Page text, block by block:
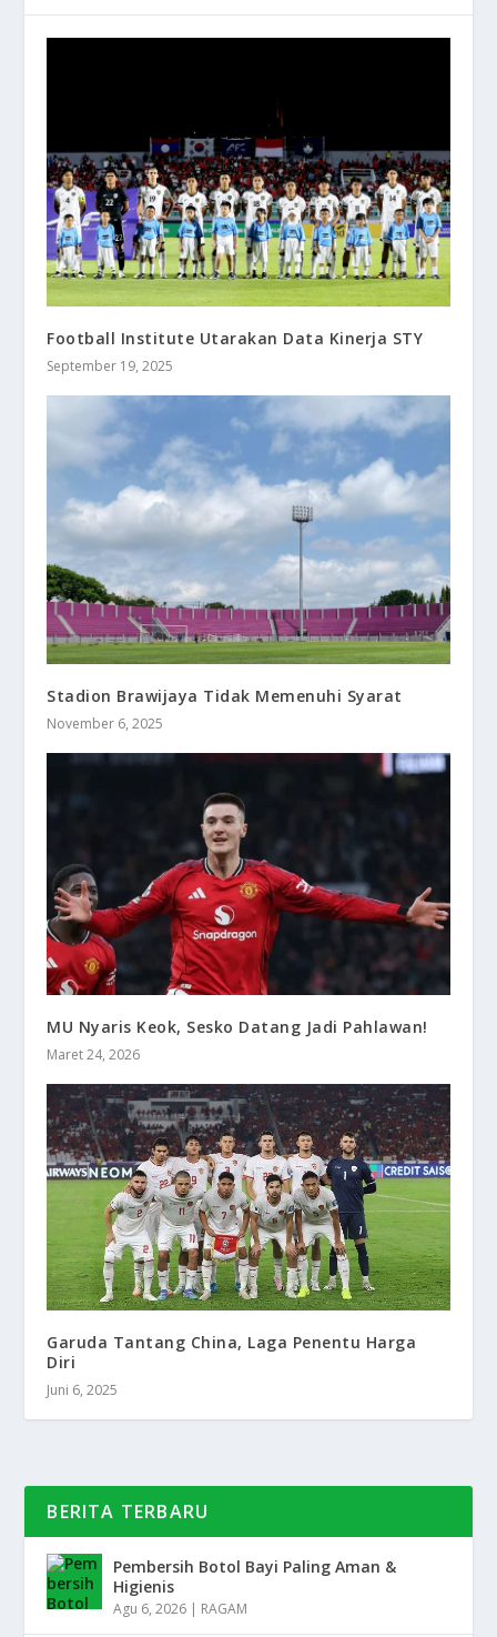
Football Institute Utarakan Data Kinerja STY
September 19, 2025
Stadion Brawijaya Tidak Memenuhi Syarat
November 6, 2025
MU Nyaris Keok, Sesko Datang Jadi Pahlawan!
Maret 24, 2026
Garuda Tantang China, Laga Penentu Harga
Diri
Juni 6, 2025
BERITA TERBARU
Pembersih Botol Bayi Paling Aman &
Higienis
Agu 6, 2026 | RAGAM